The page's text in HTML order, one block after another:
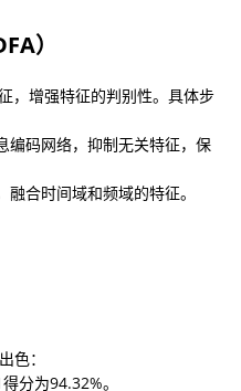
）
，增强特征的判别性。具体步
编码网络，抑制无关特征，保
融合时间域和频域的特征。
色：
分为94.32%。